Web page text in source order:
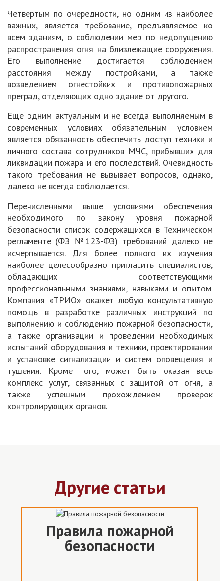
Четвертым по очередности, но одним из наиболее
важных, является требование, предъявляемое ко
всем зданиям, о соблюдении мер по недопущению
распространения огня на близлежащие сооружения.
Его выполнение достигается соблюдением
расстояния между постройками, а также
возведением огнестойких и противопожарных
преград, отделяющих одно здание от другого.
Еще одним актуальным и не всегда выполняемым в
современных условиях обязательным условием
является обязанность обеспечить доступ техники и
личного состава сотрудников МЧС, прибывших для
ликвидации пожара и его последствий. Очевидность
такого требования не вызывает вопросов, однако,
далеко не всегда соблюдается.
Перечисленными выше условиями обеспечения
необходимого по закону уровня пожарной
безопасности список содержащихся в Техническом
регламенте (ФЗ №123-ФЗ) требований далеко не
исчерпывается. Для более полного их изучения
наиболее целесообразно пригласить специалистов,
обладающих соответствующими
профессиональными знаниями, навыками и опытом.
Компания «ТРИО» окажет любую консультативную
помощь в разработке различных инструкций по
выполнению и соблюдению пожарной безопасности,
а также организации и проведении необходимых
испытаний оборудования и техники, проектировании
и установке сигнализации и систем оповещения и
тушения. Кроме того, может быть оказан весь
комплекс услуг, связанных с защитой от огня, а
также успешным прохождением проверок
контролирующих органов.
Другие статьи
Правила пожарной
безопасности